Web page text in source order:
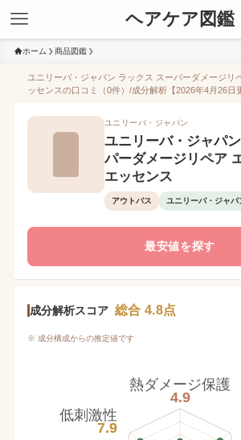
ヘアケア図鑑
ホーム 商品図鑑
ユニリーバ・ジャパン ラックス スーパーダメージリ
ッセンスの口コミ（0件）/成分解析【2026年4月26日
ユニリーバ・ジャパン
ユニリーバ・ジャパ
パーダメージリペア
エッセンス
アウトバス ユニリーバ・ジャパ
最安値を探す
成分解析スコア 総合 4.8点
※ 成分構成からの推定値です
熱ダメージ保護
4.9
低刺激性
7.9